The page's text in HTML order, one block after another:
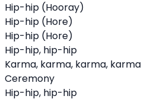
Hip-hip (Hooray)
Hip-hip (Hore)
Hip-hip (Hore)
Hip-hip, hip-hip
Karma, karma, karma, karma
Ceremony
Hip-hip, hip-hip